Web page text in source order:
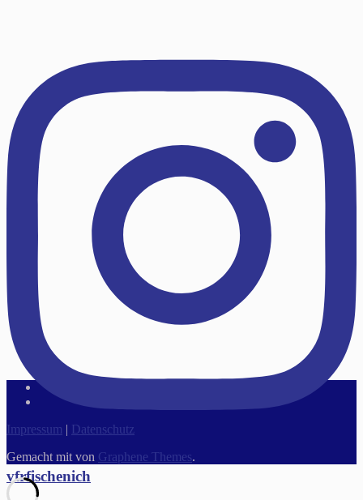
vfrfischenich
Impressum | Datenschutz
Gemacht mit von Graphene Themes.